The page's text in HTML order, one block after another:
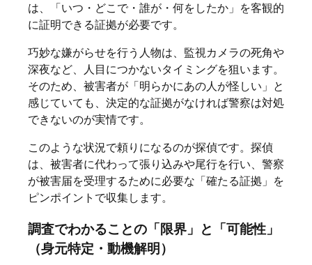
は、「いつ・どこで・誰が・何をしたか」を客観的
に証明できる証拠が必要です。
巧妙な嫌がらせを行う人物は、監視カメラの死角や
深夜など、人目につかないタイミングを狙います。
そのため、被害者が「明らかにあの人が怪しい」と
感じていても、決定的な証拠がなければ警察は対処
できないのが実情です。
このような状況で頼りになるのが探偵です。探偵
は、被害者に代わって張り込みや尾行を行い、警察
が被害届を受理するために必要な「確たる証拠」を
ピンポイントで収集します。
調査でわかることの「限界」と「可能性」
（身元特定・動機解明）